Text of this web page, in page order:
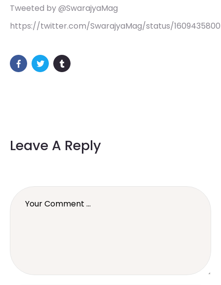
Tweeted by @SwarajyaMag
https://twitter.com/SwarajyaMag/status/
Leave A Reply